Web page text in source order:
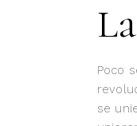
Poco
se